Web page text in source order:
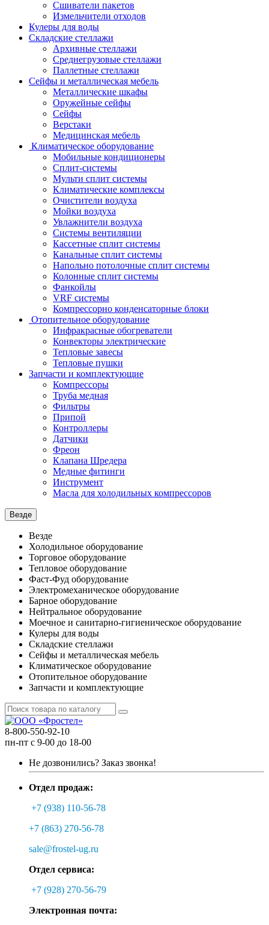
Сшиватели пакетов
Измельчители отходов
Кулеры для воды
Складские стеллажи
Архивные стеллажи
Среднегрузовые стеллажи
Паллетные стеллажи
Сейфы и металлическая мебель
Металлические шкафы
Оружейные сейфы
Сейфы
Верстаки
Медицинская мебель
Климатическое оборудование
Мобильные кондиционеры
Сплит-системы
Мульти сплит системы
Климатические комплексы
Очистители воздуха
Мойки воздуха
Увлажнители воздуха
Системы вентиляции
Кассетные сплит системы
Канальные сплит системы
Напольно потолочные сплит системы
Колонные сплит системы
Фанкойлы
VRF системы
Компрессорно конденсаторные блоки
Отопительное оборудование
Инфракрасные обогреватели
Конвекторы электрические
Тепловые завесы
Тепловые пушки
Запчасти и комплектующие
Компрессоры
Труба медная
Фильтры
Припой
Контроллеры
Датчики
Фреон
Клапана Шредера
Медные фитинги
Инструмент
Масла для холодильных компрессоров
Везде
Везде
Холодильное оборудование
Торговое оборудование
Тепловое оборудование
Фаст-Фуд оборудование
Электромеханическое оборудование
Барное оборудование
Нейтральное оборудование
Моечное и санитарно-гигиеническое оборудование
Кулеры для воды
Складские стеллажи
Сейфы и металлическая мебель
Климатическое оборудование
Отопительное оборудование
Запчасти и комплектующие
8-800-550-92-10
пн-пт с 9-00 до 18-00
Не дозвонились? Заказ звонка!
Отдел продаж:
+7 (938) 110-56-78
+7 (863) 270-56-78
sale@frostel-ug.ru
Отдел сервиса:
+7 (928) 270-56-79
Электронная почта: